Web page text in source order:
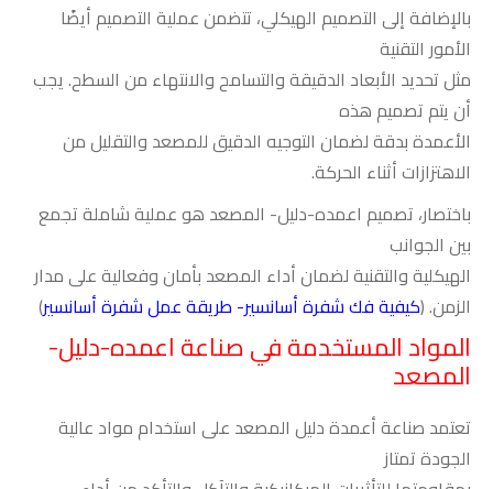
بالإضافة إلى التصميم الهيكلي، تتضمن عملية التصميم أيضًا
الأمور التقنية
مثل تحديد الأبعاد الدقيقة والتسامح والانتهاء من السطح. يجب
أن يتم تصميم هذه
الأعمدة بدقة لضمان التوجيه الدقيق للمصعد والتقليل من
الاهتزازات أثناء الحركة.
باختصار، تصميم اعمده-دليل- المصعد هو عملية شاملة تجمع
بين الجوانب
الهيكلية والتقنية لضمان أداء المصعد بأمان وفعالية على مدار
الزمن. (كيفية فك شفرة أسانسير- طريقة عمل شفرة أسانسير)
المواد المستخدمة في صناعة اعمده-دليل-
المصعد
تعتمد صناعة أعمدة دليل المصعد على استخدام مواد عالية
الجودة تمتاز